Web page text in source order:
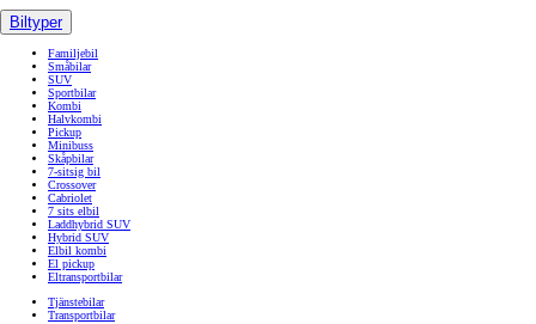
Biltyper
Familjebil
Småbilar
SUV
Sportbilar
Kombi
Halvkombi
Pickup
Minibuss
Skåpbilar
7-sitsig bil
Crossover
Cabriolet
7 sits elbil
Laddhybrid SUV
Hybrid SUV
Elbil kombi
El pickup
Eltransportbilar
Tjänstebilar
Transportbilar